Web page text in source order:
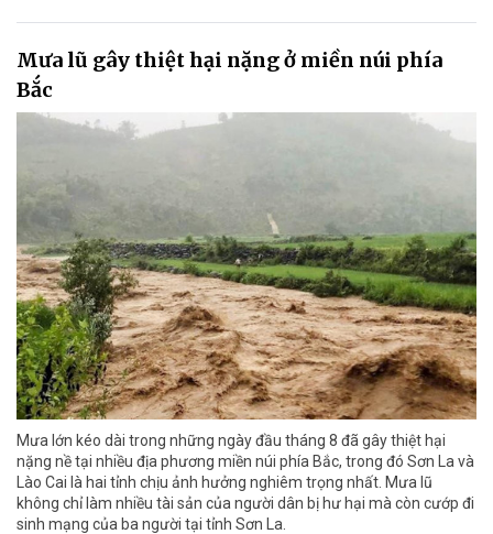
Mưa lũ gây thiệt hại nặng ở miền núi phía
Bắc
Mưa lớn kéo dài trong những ngày đầu tháng 8 đã gây thiệt hại
nặng nề tại nhiều địa phương miền núi phía Bắc, trong đó Sơn La và
Lào Cai là hai tỉnh chịu ảnh hưởng nghiêm trọng nhất. Mưa lũ
không chỉ làm nhiều tài sản của người dân bị hư hại mà còn cướp đi
sinh mạng của ba người tại tỉnh Sơn La.